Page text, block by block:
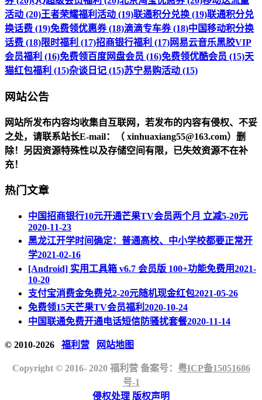
活动 (20)王者荣耀福利活动 (19)联通积分兑换 (19)联通积分兑
换话费 (19)免费领优惠券 (18)滴滴专车券 (18)中国移动积分换
话费 (18)限时福利 (17)招商银行福利 (17)网易云音乐黑胶VIP
会员福利 (16)免费领百度网盘会员 (16)免费领优酷会员 (15)天
猫红包福利 (15)杂谈日记 (15)苏宁易购活动 (15)
网站公告
网站所发布内容均收集自互联网，若发布的内容有侵权、不妥
之处，请联系站长E-mail：（ xinhuaxiang55@163.com）删
除！另因资源特殊性以及存储空间有限，已失效资源不在补
充！
热门文章
中国招商银行10元开通芒果TV会员两个月 立减5-20元
2020-11-23
黑龙江开学时间确定：普通高校、中小学校都要正常开
学2021-02-16
[Android] 实用工具箱 v6.7 会员版 100+功能免费用2021-
10-20
支付宝消费金免费兑2-20元随机现金红包2021-05-26
免费领15天芒果TV会员福利 2020-10-24
中国联通免费开通电话短信防骚扰套餐2020-11-14
© 2010-2026 福利营 网站地图
Copyright © 2016- 2020 福利营 备案号： 粤ICP备15051686
号-1
侵权处理 版权声明